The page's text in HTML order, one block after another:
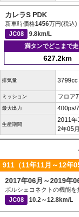
カレラS PDK
新車時価格1456万円(税込)
JC08
9.8km/L
満タンでどこまで走
627.2km
排気量 3799cc
ミッション フロア
最大出力 400ps/
生産期間
2011年
2年05月
911（11年11月～12年
2017年06月～2019年
ポルシェコネクトの機能を
JC08
10.2～12.8km/L